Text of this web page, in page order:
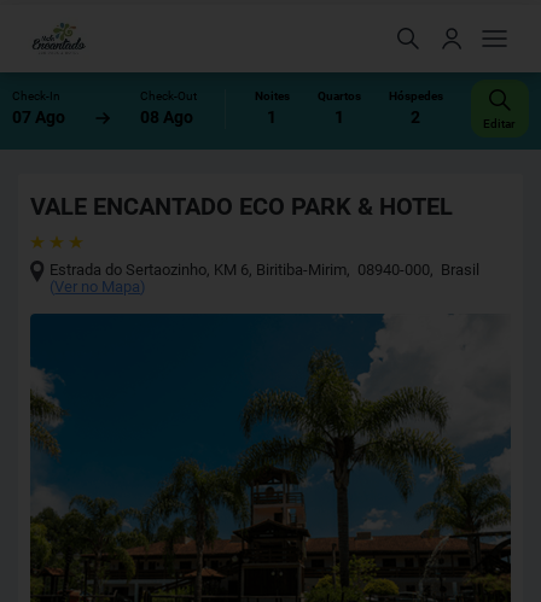
Check-In
07 Ago
Check-Out
08 Ago
Noites
1
Quartos
1
Hóspedes
2 Editar
VALE ENCANTADO ECO PARK & HOTEL
Estrada do Sertaozinho, KM 6, Biritiba-Mirim, 08940-000, Brasil
(Ver no Mapa)